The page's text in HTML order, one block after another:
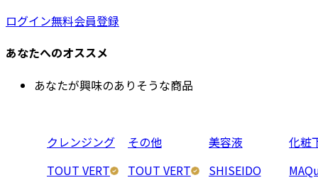
ログイン無料会員登録
あなたへのオススメ
あなたが興味のありそうな商品
クレンジング
TOUT VERT
その他
TOUT VERT
美容液
SHISEIDO
化粧